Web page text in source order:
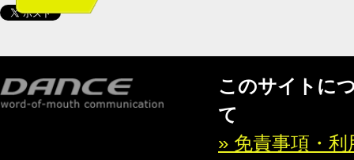
このサイトに
て
» 免責事項・利